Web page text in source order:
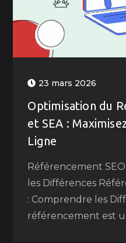
23 mars 2026
Optimisation du
et SEA :
Ligne
Référencement
les Différences
: Comprendre les
référencement est